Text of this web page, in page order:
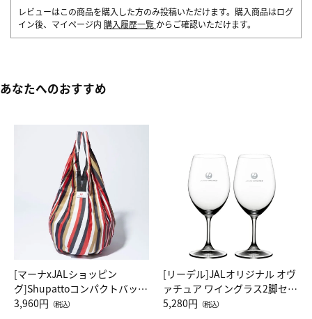
レビューはこの商品を購入した方のみ投稿いただけます。購入商品はログ
イン後、マイページ内 購入履歴一覧 からご確認いただけます。
あなたへのおすすめ
[マーナxJALショッピン
グ]Shupattoコンパクトバッグ
Drop JAL客室乗務員（LC）ス
3,960円 （税込）
[リーデル]JALオリジナル オヴ
ァチュア ワイングラス2脚セッ
ト（レッドワイン）
5,280円 （税込）